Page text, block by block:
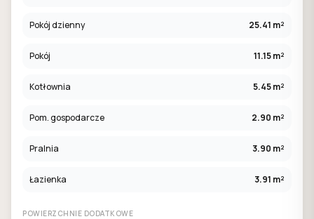
Pokój dzienny 25.41 m²
Pokój 11.15 m²
Kotłownia 5.45 m²
Pom. gospodarcze 2.90 m²
Pralnia 3.90 m²
Łazienka 3.91 m²
POWIERZCHNIE DODATKOWE